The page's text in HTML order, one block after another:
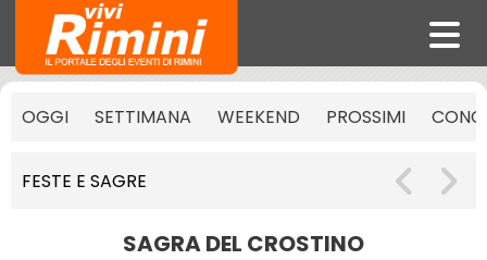
OGGI SETTIMANA WEEKEND PROSSIMI
FESTE E SAGRE
SAGRA DEL CROSTINO